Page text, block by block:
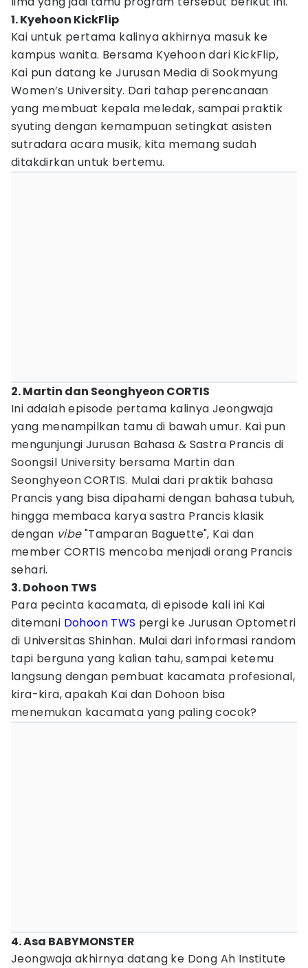
1. Kyehoon KickFlip
Kai untuk pertama kalinya akhirnya masuk ke
kampus wanita. Bersama Kyehoon dari KickFlip,
Kai pun datang ke Jurusan Media di Sookmyung
Women’s University. Dari tahap perencanaan
yang membuat kepala meledak, sampai praktik
syuting dengan kemampuan setingkat asisten
sutradara acara musik, kita memang sudah
ditakdirkan untuk bertemu.
2. Martin dan Seonghyeon CORTIS
Ini adalah episode pertama kalinya Jeongwaja
yang menampilkan tamu di bawah umur. Kai pun
mengunjungi Jurusan Bahasa & Sastra Prancis di
Soongsil University bersama Martin dan
Seonghyeon CORTIS. Mulai dari praktik bahasa
Prancis yang bisa dipahami dengan bahasa tubuh,
hingga membaca karya sastra Prancis klasik
dengan vibe"Tamparan Baguette", Kai dan
member CORTIS mencoba menjadi orang Prancis
sehari.
3. Dohoon TWS
Para pecinta kacamata, di episode kali ini Kai
ditemani Dohoon TWS pergi ke Jurusan Optometri
di Universitas Shinhan. Mulai dari informasi random
tapi berguna yang kalian tahu, sampai ketemu
langsung dengan pembuat kacamata profesional,
kira-kira, apakah Kai dan Dohoon bisa
menemukan kacamata yang paling cocok?
4. Asa BABYMONSTER
Jeongwaja akhirnya datang ke Dong Ah Institute